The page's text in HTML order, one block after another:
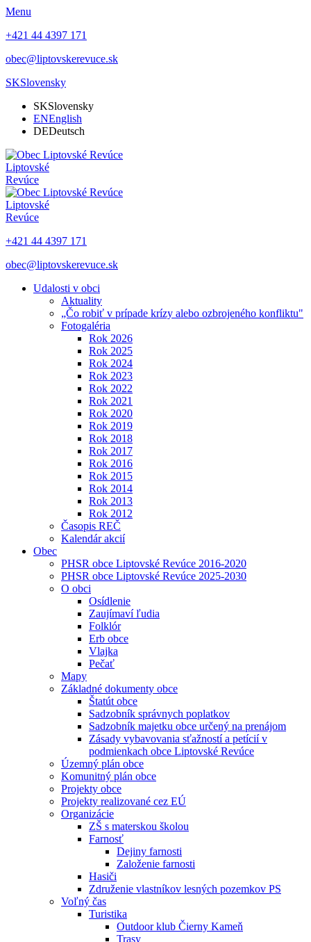
Menu
+421 44 4397 171
obec@liptovskerevuce.sk
SKSlovensky
SKSlovensky
ENEnglish
DEDeutsch
Liptovské
Revúce
Liptovské
Revúce
+421 44 4397 171
obec@liptovskerevuce.sk
Udalosti v obci
Aktuality
„Čo robiť v prípade krízy alebo ozbrojeného konfliktu"
Fotogaléria
Rok 2026
Rok 2025
Rok 2024
Rok 2023
Rok 2022
Rok 2021
Rok 2020
Rok 2019
Rok 2018
Rok 2017
Rok 2016
Rok 2015
Rok 2014
Rok 2013
Rok 2012
Časopis REČ
Kalendár akcií
Obec
PHSR obce Liptovské Revúce 2016-2020
PHSR obce Liptovské Revúce 2025-2030
O obci
Osídlenie
Zaujímaví ľudia
Folklór
Erb obce
Vlajka
Pečať
Mapy
Základné dokumenty obce
Štatút obce
Sadzobník správnych poplatkov
Sadzobník majetku obce určený na prenájom
Zásady vybavovania sťažností a petícií v
podmienkach obce Liptovské Revúce
Územný plán obce
Komunitný plán obce
Projekty obce
Projekty realizované cez EÚ
Organizácie
ZŠ s materskou školou
Farnosť
Dejiny farnosti
Založenie farnosti
Hasiči
Združenie vlastníkov lesných pozemkov PS
Voľný čas
Turistika
Outdoor klub Čierny Kameň
Trasy